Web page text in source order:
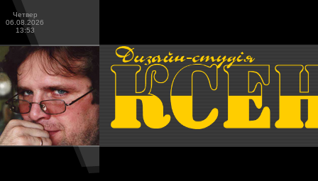
Четвер
06.08.2026
13:53